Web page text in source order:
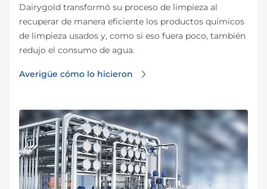
Dairygold transformó su proceso de limpieza al
recuperar de manera eficiente los productos químicos
de limpieza usados y, como si eso fuera poco, también
redujo el consumo de agua.
Averigüe cómo lo hicieron